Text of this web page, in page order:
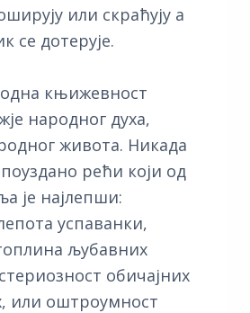
или скраћују а
се дотерује.
књижевност
народног духа,
живота. Никада
рећи који од
је најлепши:
успаванки,
љубавних
обичајних
или оштроумност